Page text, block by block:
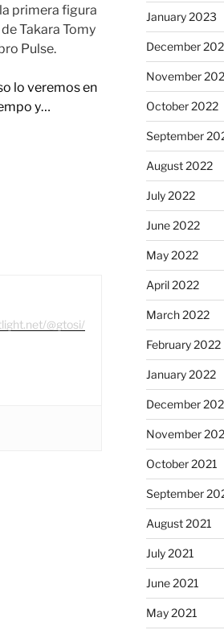
primera figura
Takara Tomy
Pulse.
lo veremos en
y…
@gtosi/
January 2023
December
November
October 2022
September
August 2022
July 2022
June 2022
May 2022
April 2022
March 2022
February 2022
January 2022
December
November
October 2021
September
August 2021
July 2021
June 2021
May 2021